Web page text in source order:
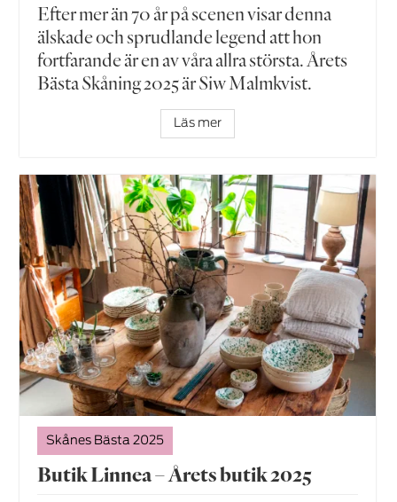
Efter mer än 70 år på scenen visar denna
älskade och sprudlande legend att hon
fortfarande är en av våra allra största. Årets
Bästa Skåning 2025 är Siw Malmkvist.
Läs mer
Skånes Bästa 2025
Butik Linnea – Årets butik 2025